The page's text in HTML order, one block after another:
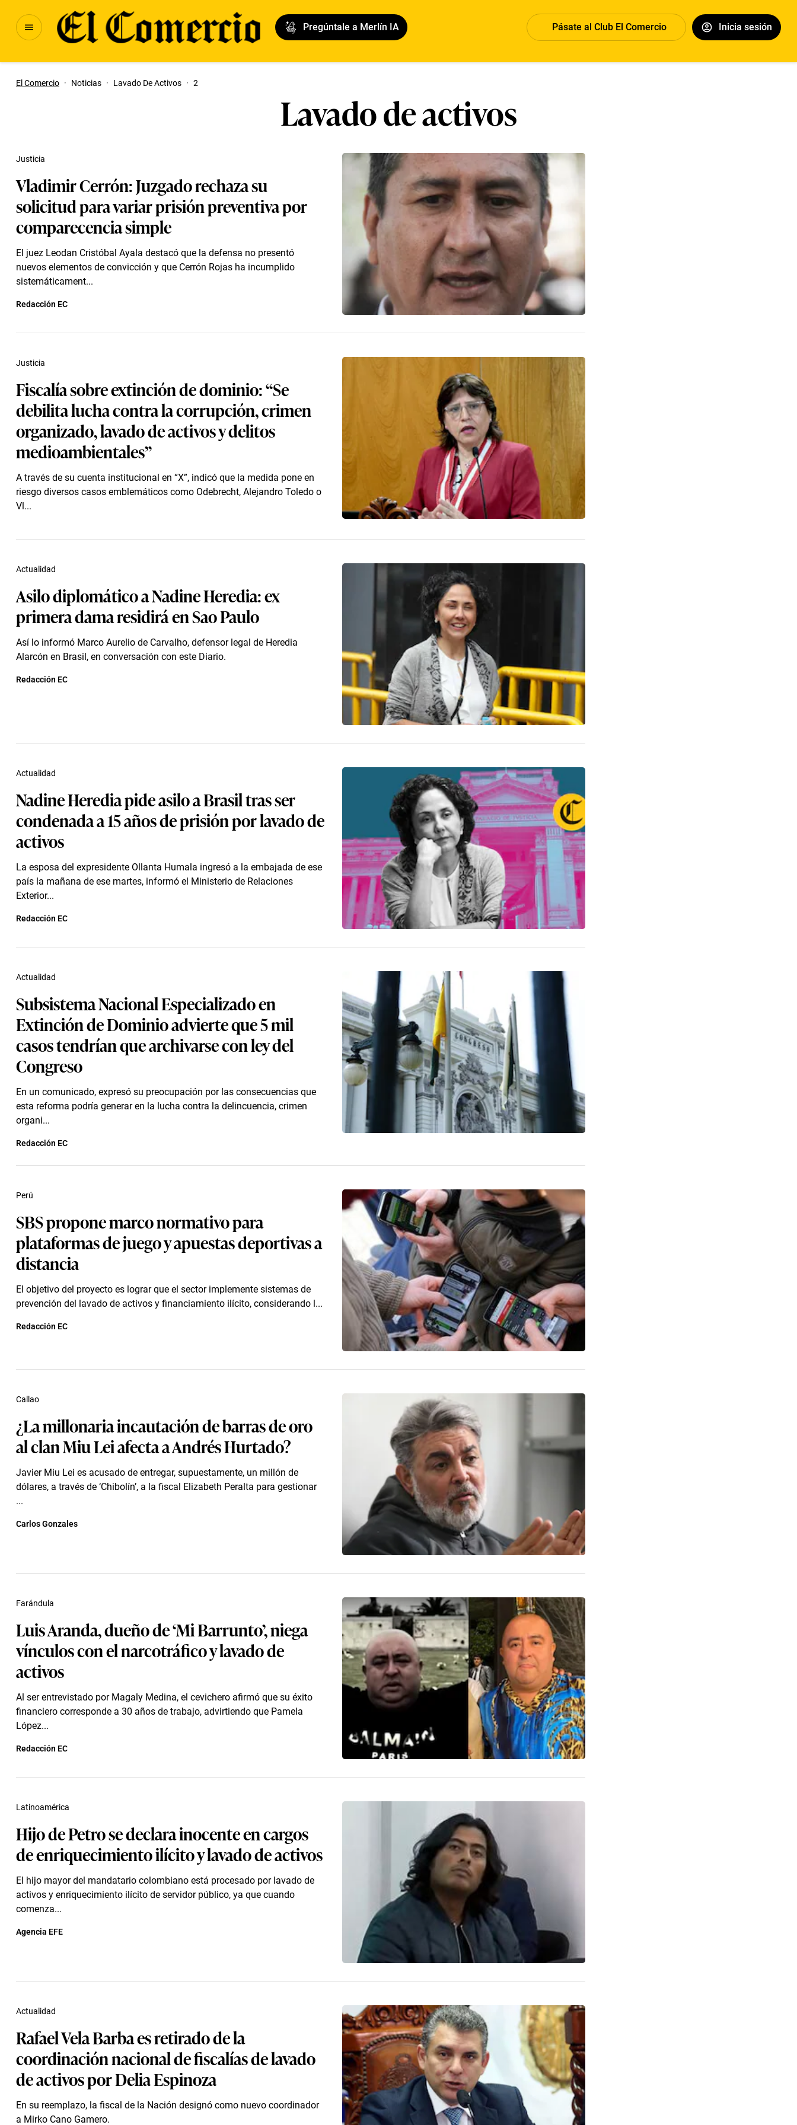
Pregúntale a Merlín IA Pásate al Club El Comercio Inicia sesión
El Comercio · Noticias · Lavado De Activos · 2
Lavado de activos
Vladimir Cerrón: Juzgado rechaza su
solicitud para variar prisión preventiva por
comparecencia simple
El juez Leodan Cristóbal Ayala destacó que la defensa no presentó
nuevos elementos de convicción y que Cerrón Rojas ha incumplido
sistemáticament...
Justicia
Redacción EC
Fiscalía sobre extinción de dominio: “Se
debilita lucha contra la corrupción, crimen
organizado, lavado de activos y delitos
medioambientales”
A través de su cuenta institucional en “X”, indicó que la medida pone en
riesgo diversos casos emblemáticos como Odebrecht, Alejandro Toledo o
Vl...
Justicia
Asilo diplomático a Nadine Heredia: ex
primera dama residirá en Sao Paulo
Así lo informó Marco Aurelio de Carvalho, defensor legal de Heredia
Alarcón en Brasil, en conversación con este Diario.
Actualidad
Redacción EC
Nadine Heredia pide asilo a Brasil tras ser
condenada a 15 años de prisión por lavado de
activos
La esposa del expresidente Ollanta Humala ingresó a la embajada de ese
país la mañana de ese martes, informó el Ministerio de Relaciones
Exterior...
Actualidad
Redacción EC
Subsistema Nacional Especializado en
Extinción de Dominio advierte que 5 mil
casos tendrían que archivarse con ley del
Congreso
En un comunicado, expresó su preocupación por las consecuencias que
esta reforma podría generar en la lucha contra la delincuencia, crimen
organi...
Actualidad
Redacción EC
SBS propone marco normativo para
plataformas de juego y apuestas deportivas a
distancia
El objetivo del proyecto es lograr que el sector implemente sistemas de
prevención del lavado de activos y financiamiento ilícito, considerando l...
Perú
Redacción EC
¿La millonaria incautación de barras de oro
al clan Miu Lei afecta a Andrés Hurtado?
Javier Miu Lei es acusado de entregar, supuestamente, un millón de
dólares, a través de ‘Chibolín’, a la fiscal Elizabeth Peralta para gestionar
...
Callao
Carlos Gonzales
Luis Aranda, dueño de ‘Mi Barrunto’, niega
vínculos con el narcotráfico y lavado de
activos
Al ser entrevistado por Magaly Medina, el cevichero afirmó que su éxito
financiero corresponde a 30 años de trabajo, advirtiendo que Pamela
López...
Farándula
Redacción EC
Hijo de Petro se declara inocente en cargos
de enriquecimiento ilícito y lavado de activos
El hijo mayor del mandatario colombiano está procesado por lavado de
activos y enriquecimiento ilícito de servidor público, ya que cuando
comenza...
Latinoamérica
Agencia EFE
Rafael Vela Barba es retirado de la
coordinación nacional de fiscalías de lavado
de activos por Delia Espinoza
En su reemplazo, la fiscal de la Nación designó como nuevo coordinador
a Mirko Cano Gamero.
Actualidad